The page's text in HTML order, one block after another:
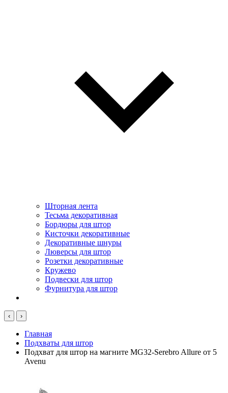
Шторная лента
Тесьма декоративная
Бордюры для штор
Кисточки декоративные
Декоративные шнуры
Люверсы для штор
Розетки декоративные
Кружево
Подвески для штор
Фурнитура для штор
‹ ›
Главная
Подхваты для штор
Подхват для штор на магните MG32-Serebro Allure от 5
Avenu